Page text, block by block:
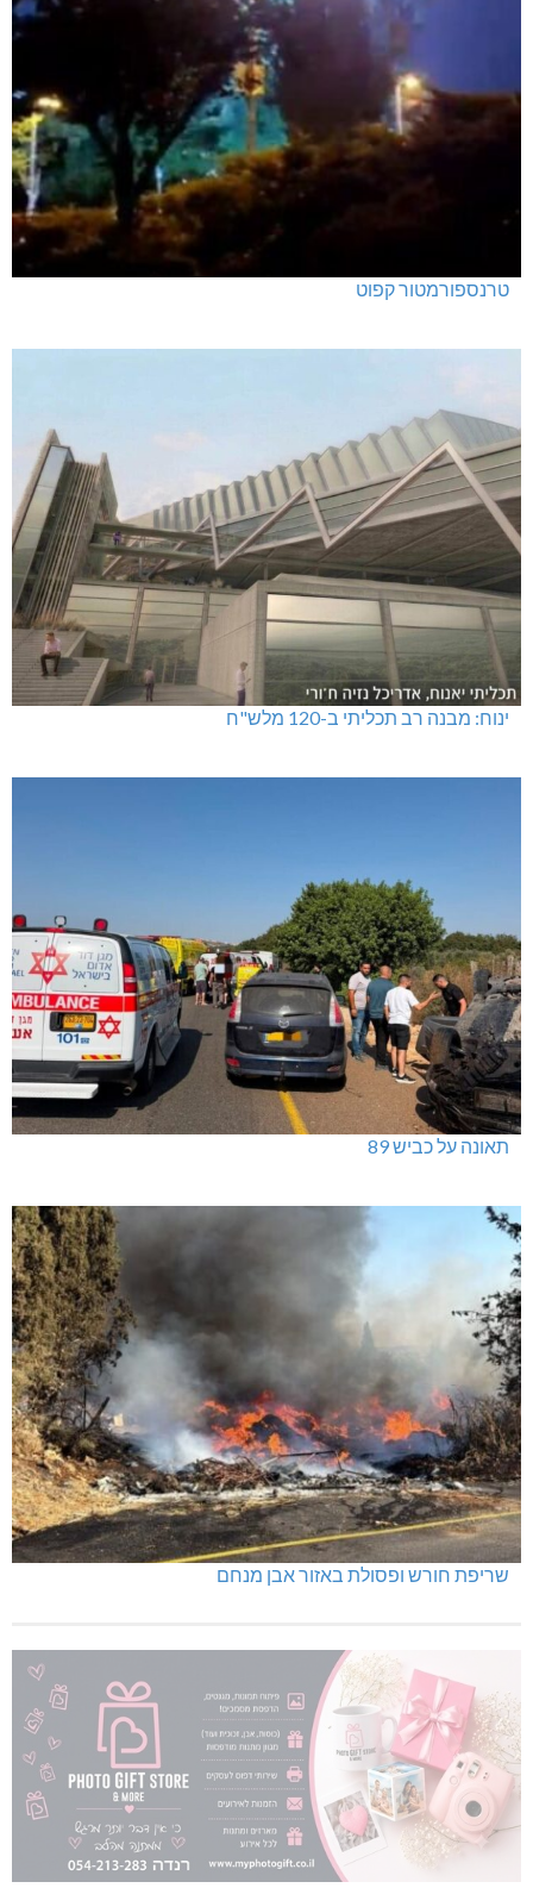
טרנספורמטור קפוט
ינוח: מבנה רב תכליתי ב-120 מלש"ח
תאונה על כביש 89
שריפת חורש ופסולת באזור אבן מנחם